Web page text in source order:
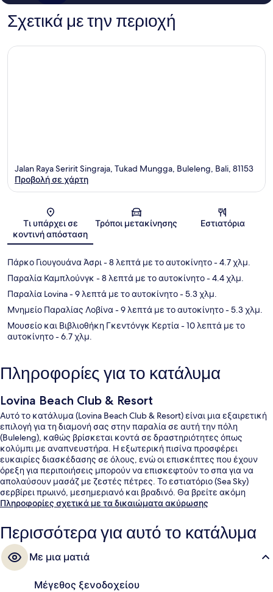
Σχετικά με την περιοχή
Χάρτης
Jalan Raya Seririt Singraja, Tukad Mungga, Buleleng, Bali, 81153
Προβολή σε χάρτη
Τι υπάρχει σε
κοντινή απόσταση
Τρόποι μετακίνησης Εστιατόρια
Πάρκο Γιουγουάνα Άσρι- 8 λεπτά με το αυτοκίνητο- 4.7 χλμ.
Παραλία Καμπλούνγκ - 8 λεπτά με το αυτοκίνητο- 4.4 χλμ.
Παραλία Lovina- 9 λεπτά με το αυτοκίνητο- 5.3 χλμ.
Μνημείο Παραλίας Λοβίνα- 9 λεπτά με το αυτοκίνητο- 5.3 χλμ.
Μουσείο και Βιβλιοθήκη Γκεντόνγκ Κερτία- 10 λεπτά με το
αυτοκίνητο- 6.7 χλμ.
Πληροφορίες για το κατάλυμα
Lovina Beach Club & Resort
Αυτό το κατάλυμα (Lovina Beach Club & Resort) είναι μια εξαιρετική
επιλογή για τη διαμονή σας στην παραλία σε αυτή την πόλη
(Buleleng), καθώς βρίσκεται κοντά σε δραστηριότητες όπως
κολύμπι με αναπνευστήρα. Η εξωτερική πισίνα προσφέρει
ευκαιρίες διασκέδασης σε όλους, ενώ οι επισκέπτες που έχουν
όρεξη για περιποιήσεις μπορούν να επισκεφτούν το σπα για να
απολαύσουν μασάζ με ζεστές πέτρες. Το εστιατόριο (Sea Sky)
σερβίρει πρωινό, μεσημεριανό και βραδινό. Θα βρείτε ακόμη
γυμναστήριο, πισίνα για παιδιά και κήπο.
Πληροφορίες σχετικά με τα δικαιώματα ακύρωσης
Περισσότερα για αυτό το κατάλυμα
Με μια ματιά
Μέγεθος ξενοδοχείου